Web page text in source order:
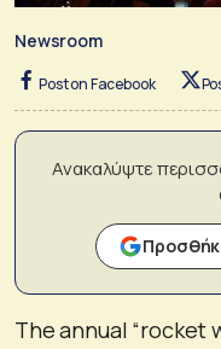
Newsroom
Post on Facebook
Ανακαλύψτε
The annual “rocket